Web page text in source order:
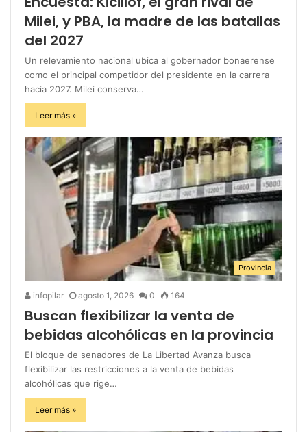
Milei, y PBA, la madre de las batallas
del 2027
Un relevamiento nacional ubica al gobernador bonaerense
como el principal competidor del presidente en la carrera
hacia 2027. Milei conserva…
Leer más »
Provincia
infopilar agosto 1, 2026 0 164
Buscan flexibilizar la venta de
bebidas alcohólicas en la provincia
El bloque de senadores de La Libertad Avanza busca
flexibilizar las restricciones a la venta de bebidas
alcohólicas que rige…
Leer más »